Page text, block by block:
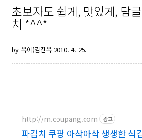
초보자도 쉽게, 맛있게, 담
치 *^^*
by 옥이(김진옥 2010. 4. 25.
http://m.coupang.com 광고
파김치 쿠팡 아삭아삭 생생한 식